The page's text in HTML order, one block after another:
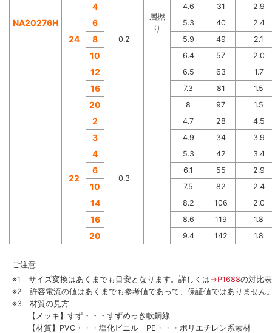
NA20276H
層撚
り
24 0.2
4 4.6 31 2.9
6 5.3 40 2.4
8 5.9 49 2.1
10 6.4 57 2.0
12 6.5 63 1.7
16 7.3 81 1.5
20 8 97 1.5
22
2
0.3
4.7 28 4.5
3 4.9 34 3.9
4 5.3 42 3.4
6 6.1 55 2.9
10 7.5 82 2.4
14 8.2 106 2.0
16 8.6 119 1.8
20 9.4 142 1.8
ご注意
※1 サイズ変換はあくまでも目安となります。詳しくは→P1688の対比
※2 許容電流の値はあくまでも参考値であって、保証値ではありません
※3 材質の見方
【メッキ】すず・・・すずめっき軟銅線
【材質】PVC・・・塩化ビニル PE・・・ポリエチレン系素材